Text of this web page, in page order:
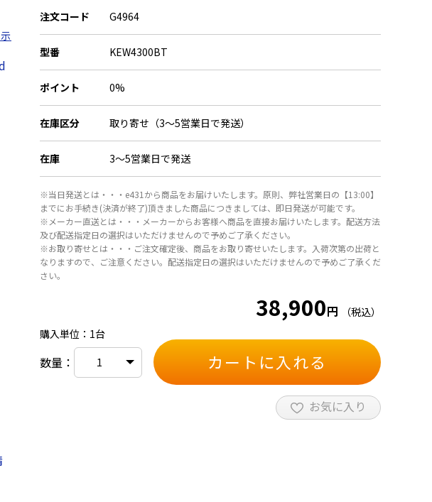
・測定範囲、確度（AC／DC自動判別）
AC：5.0～300.0V（45～65Hz）（真の実効値）、±1%rdg±4dgt
・適合規格：IEC 61010-1 CAT Ⅲ 300V 汚染度2、IEC 61326-1、2-
2（EMC）
・通信インターフェイス：Bluetooth® 5.0
・動作温湿度範囲：-10～＋50℃、80%以下（結露のないこと）
・保存温湿度範囲：-20～＋60℃、75%以下（結露のないこと）
・使用電池：単3形乾電池LR6（1.5V）×2（オートパワーオフ約10分）（測
定回数約3,000回）
・外形寸法：232（L）×51（W）×42（D）mm（先端金具･標準を装着
時）
・質量：約220g （電池を含む）
・付属品：先端金具・標準（8072）、先端金具・モールド（8253）、先端
金具・ロング（8017）、ワニグチコードセット（7248）、携帯用ケース
（9161）、単3形乾電池LR6×2、取扱説明書
※Android／iOSアプリ（KEW Smart無料配信）が必要になります。
注文コード G4964
型番 KEW4300BT
ポイント 0%
在庫区分 取り寄せ（3～5営業日で発送）
在庫 3～5営業日で発送
※当日発送とは・・・e431から商品をお届けいたします。原則、弊社営業日の【13:00】
までにお手続き(決済が終了)頂きました商品につきましては、即日発送が可能です。
※メーカー直送とは・・・メーカーからお客様へ商品を直接お届けいたします。配送方法
及び配送指定日の選択はいただけませんので予めご了承ください。
※お取り寄せとは・・・ご注文確定後、商品をお取り寄せいたします。入荷次第の出荷と
なりますので、ご注意ください。配送指定日の選択はいただけませんので予めご了承くだ
さい。
38,900円
（税込）
購入単位：1台
数量： カートに入れる
お気に入り